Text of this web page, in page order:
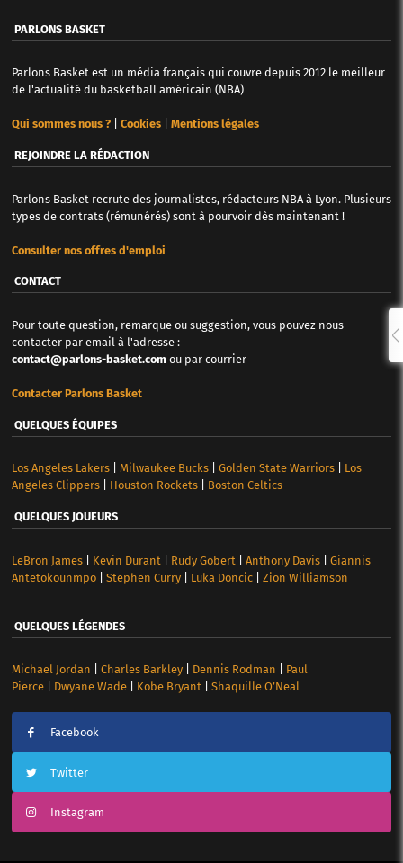
PARLONS BASKET
Parlons Basket est un média français qui couvre depuis 2012 le meilleur
de l'actualité du basketball américain (NBA)
Qui sommes nous ?| Cookies| Mentions légales
REJOINDRE LA RÉDACTION
Parlons Basket recrute des journalistes, rédacteurs NBA à Lyon. Plusieurs
types de contrats (rémunérés) sont à pourvoir dès maintenant !
Consulter nos offres d'emploi
CONTACT
Pour toute question, remarque ou suggestion, vous pouvez nous
contacter par email à l'adresse :
contact@parlons-basket.com ou par courrier
Contacter Parlons Basket
QUELQUES ÉQUIPES
Los Angeles Lakers| Milwaukee Bucks| Golden State Warriors| Los
Angeles Clippers| Houston Rockets| Boston Celtics
QUELQUES JOUEURS
LeBron James| Kevin Durant Rudy Gobert Anthony Davis| Giannis
Antetokounmpo| Stephen Curry| Luka Doncic| Zion Williamson
QUELQUES LÉGENDES
Michael Jordan Charles Barkley| Dennis Rodman
Paul
Pierce| Dwyane Wade| Kobe Bryant| Shaquille O’Neal
Facebook
Twitter
Instagram